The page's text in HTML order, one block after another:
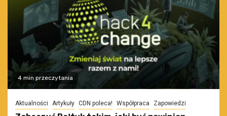
4 min przeczytania
Aktualności Artykuły CDN poleca! Współpraca Zapowiedzi